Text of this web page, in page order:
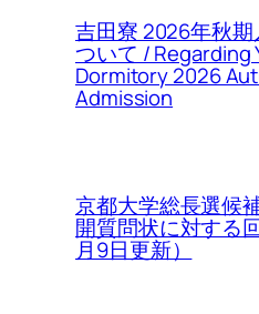
吉田寮 2026年秋
ついて / Regarding
Dormitory 2026
Admission
京都大学総長選候
開質問状に対する
月9日更新）